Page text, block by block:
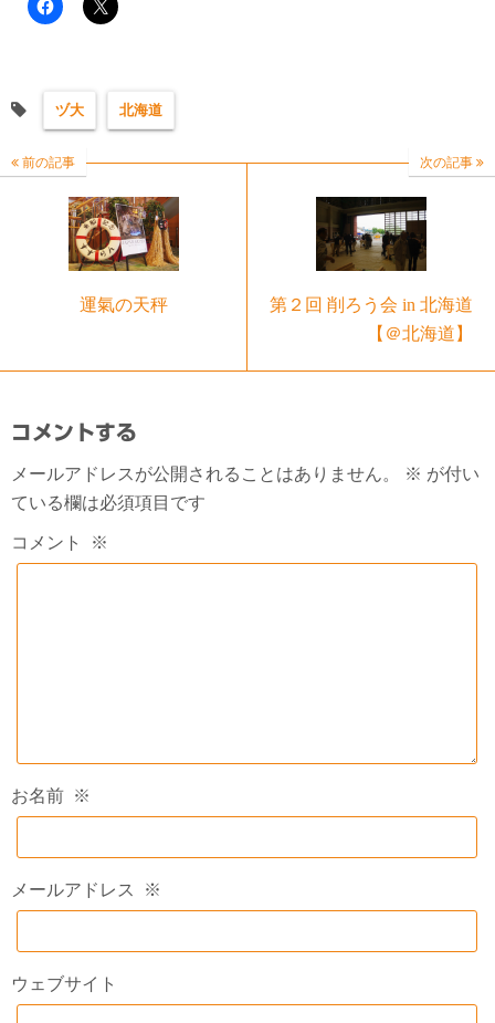
ヅ大 北海道
前の記事
運氣の天秤
次の記事
第２回 削ろう会 in 北海道
【＠北海道】
コメントする
メールアドレスが公開されることはありません。 ※ が付い
ている欄は必須項目です
コメント ※
お名前 ※
メールアドレス ※
ウェブサイト